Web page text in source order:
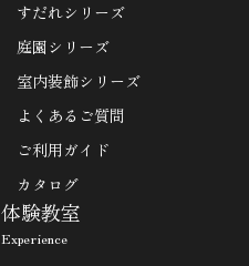
すだれシリーズ
庭園シリーズ
室内装飾シリーズ
よくあるご質問
ご利用ガイド
カタログ
体験教室
Experience